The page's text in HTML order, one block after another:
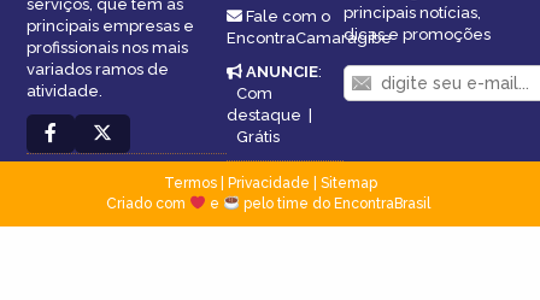
serviços, que tem as
principais empresas e
profissionais nos mais
variados ramos de
atividade.
Fale com o
EncontraCamaragibe
ANUNCIE:
Com
destaque |
Grátis
principais notícias,
dicas e promoções
Termos| Privacidade
Sitemap
Criado com
e pelo time do EncontraBrasil